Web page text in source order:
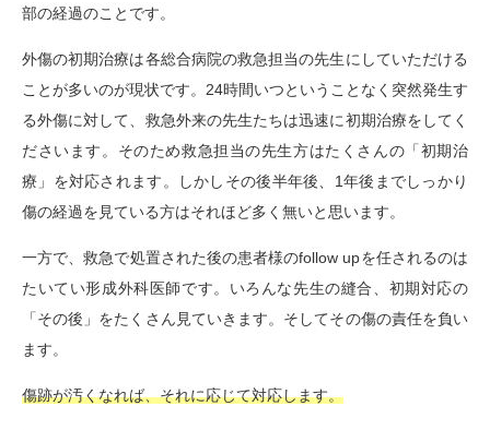
部の経過のことです。
外傷の初期治療は各総合病院の救急担当の先生にしていただける
ことが多いのが現状です。24時間いつということなく突然発生す
る外傷に対して、救急外来の先生たちは迅速に初期治療をしてく
ださいます。そのため救急担当の先生方はたくさんの「初期治
療」を対応されます。しかしその後半年後、1年後までしっかり
傷の経過を見ている方はそれほど多く無いと思います。
一方で、救急で処置された後の患者様のfollow upを任されるのは
たいてい形成外科医師です。いろんな先生の縫合、初期対応の
「その後」をたくさん見ていきます。そしてその傷の責任を負い
ます。
傷跡が汚くなれば、それに応じて対応します。